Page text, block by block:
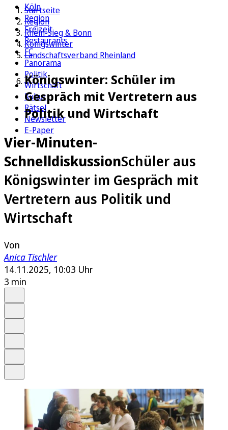
Köln
Region
Freizeit
Restaurants
FC
Panorama
Politik
Wirtschaft
Kultur
Rätsel
Newsletter
E-Paper
Startseite
Region
Rhein-Sieg & Bonn
Königswinter
Landschaftsverband Rheinland
Königswinter: Schüler im
Gespräch mit Vertretern aus
Politik und Wirtschaft
Vier-Minuten-
SchnelldiskussionSchüler aus
Königswinter im Gespräch mit
Vertretern aus Politik und
Wirtschaft
Von
Anica Tischler
14.11.2025, 10:03 Uhr
3 min